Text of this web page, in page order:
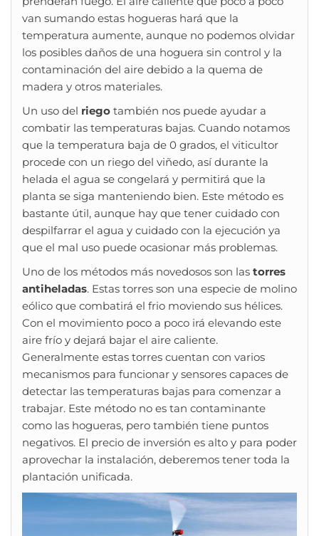
van sumando estas hogueras hará que la
temperatura aumente, aunque no podemos olvidar
los posibles daños de una hoguera sin control y la
contaminación del aire debido a la quema de
madera y otros materiales.
Un uso del riego también nos puede ayudar a
combatir las temperaturas bajas. Cuando notamos
que la temperatura baja de 0 grados, el viticultor
procede con un riego del viñedo, así durante la
helada el agua se congelará y permitirá que la
planta se siga manteniendo bien. Este método es
bastante útil, aunque hay que tener cuidado con
despilfarrar el agua y cuidado con la ejecución ya
que el mal uso puede ocasionar más problemas.
Uno de los métodos más novedosos son las torres
antiheladas. Estas torres son una especie de molino
eólico que combatirá el frio moviendo sus hélices.
Con el movimiento poco a poco irá elevando este
aire frío y dejará bajar el aire caliente.
Generalmente estas torres cuentan con varios
mecanismos para funcionar y sensores capaces de
detectar las temperaturas bajas para comenzar a
trabajar. Este método no es tan contaminante
como las hogueras, pero también tiene puntos
negativos. El precio de inversión es alto y para poder
aprovechar la instalación, deberemos tener toda la
plantación unificada.